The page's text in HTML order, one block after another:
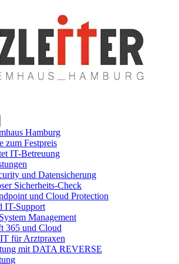
Hamburg
zum Festpreis
IT-Betreuung
und Datensicherung
Sicherheits-Check
und Cloud Protection
IT-Support
Management
365 und Cloud
für Arztpraxen
mit DATA REVERSE